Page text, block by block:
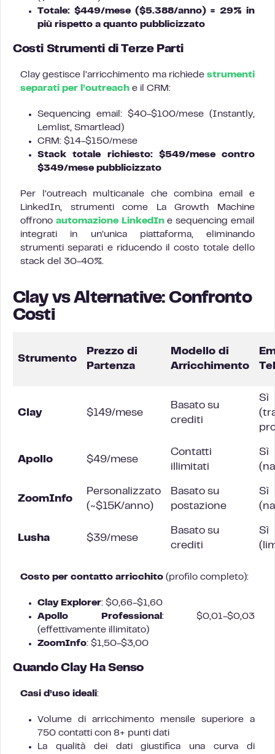
Totale: $449/mese ($5.388/anno) = 29% in
più rispetto a quanto pubblicizzato
Costi Strumenti di Terze Parti
Clay gestisce l’arricchimento ma richiede strumenti
separati per l’outreach e il CRM:
Sequencing email: $40-$100/mese (Instantly,
Lemlist, Smartlead)
CRM: $14-$150/mese
Stack totale richiesto: $549/mese contro
$349/mese pubblicizzato
Per l’outreach multicanale che combina email e
LinkedIn, strumenti come La Growth Machine
offrono automazione LinkedIne sequencing email
integrati in un’unica piattaforma, eliminando
strumenti separati e riducendo il costo totale dello
stack del 30-40%.
Clay vs Alternative: Confronto
Costi
Strumento
Prezzo di
Partenza
Modello di
Arricchimento
Clay $149/mese
Basato su
crediti
Sì
Apollo $49/mese
Contatti
illimitati
Sì
ZoomInfo
Personalizzato
(~$15K/anno)
Basato su
postazione
Sì
Lusha $39/mese
Basato su
crediti
Sì
Costo per contatto arricchito (profilo completo):
Clay Explorer: $0,66-$1,60
Apollo Professional : $0,01-$0,03
(effettivamente illimitato)
ZoomInfo: $1,50-$3,00
Quando Clay Ha Senso
Casi d’uso ideali:
Volume di arricchimento mensile superiore a
750 contatti con 8+ punti dati
La qualità dei dati giustifica una curva di